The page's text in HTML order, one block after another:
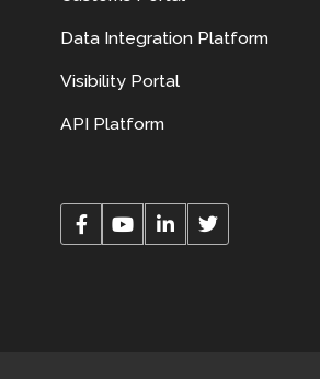
Data Integration Platform
Visibility Portal
API Platform